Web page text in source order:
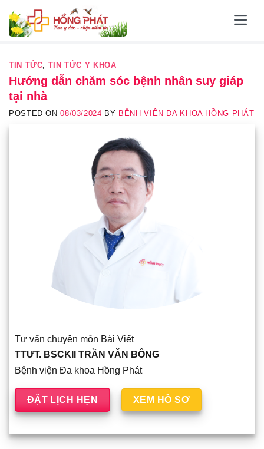
Skip
TIN TỨC, TIN TỨC Y KHOA
Hướng dẫn chăm sóc bệnh nhân suy giáp
tại nhà
POSTED ON08/03/2024 BY BỆNH VIỆN ĐA KHOA HỒNG PHÁT
Tư vấn chuyên môn Bài Viết
TTƯT. BSCKII TRẦN VĂN BÔNG
Bệnh viện Đa khoa Hồng Phát
ĐẶT LỊCH HẸN XEM HỒ SƠ